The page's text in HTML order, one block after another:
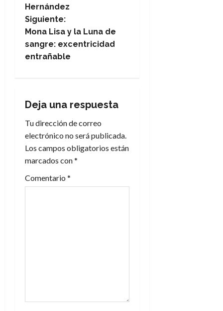
g
a
c
n
d
e
e
a
Hernández
Siguiente:
Mona Lisa y la Luna de
sangre: excentricidad
entrañable
Deja una respuesta
Tu dirección de correo
electrónico no será publicada.
Los campos obligatorios están
marcados con*
Comentario *